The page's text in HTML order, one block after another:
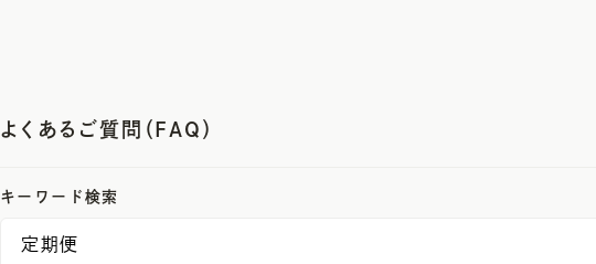
よくあるご質問（FAQ）
キーワード検索